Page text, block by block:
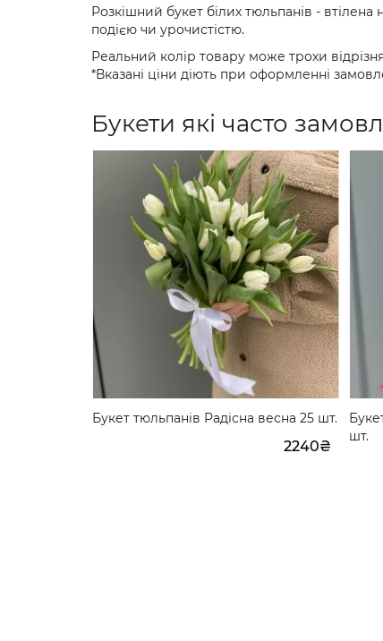
Розкішний букет білих тюльпанів -
подією чи урочистістю.
Реальний колір товару може трохи
*Вказані ціни діють при оформленні
Букети які часто
Букет тюльпанів Радісна весна 25 шт.
2240₴
шт.